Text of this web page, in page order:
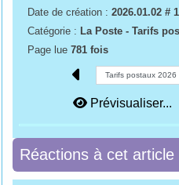
Date de création :2026.01.02 #
Catégorie :La Poste - Tarifs
Page lue781 fois
Prévisualiser...
Réactions à cet article